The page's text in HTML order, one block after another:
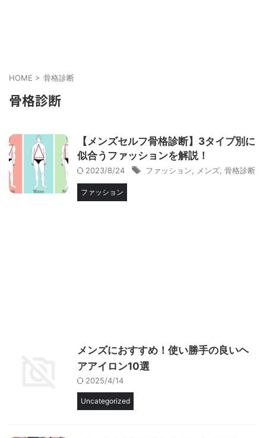
HOME > 骨格診断
骨格診断
【メンズセルフ骨格診断】3タイプ別に
似合うファッションを解説！
2023/8/24 ファッション メンズ 骨格診断
ファッション
メンズにおすすめ！使い勝手の良いヘ
アアイロン10選
2025/4/14
Uncategorized